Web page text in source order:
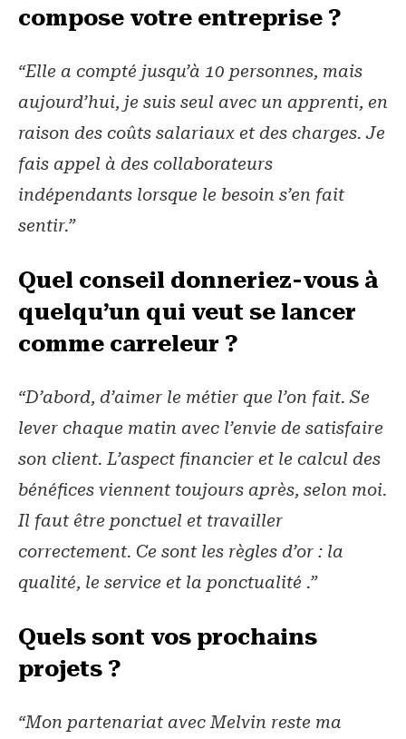
compose votre entreprise ?
“Elle a compté jusqu’à 10 personnes, mais
aujourd’hui, je suis seul avec un apprenti, en
raison des coûts salariaux et des charges. Je
fais appel à des collaborateurs
indépendants lorsque le besoin s’en fait
sentir.”
Quel conseil donneriez-vous à
quelqu’un qui veut se lancer
comme carreleur ?
“D’abord, d’aimer le métier que l’on fait. Se
lever chaque matin avec l’envie de satisfaire
son client. L’aspect financier et le calcul des
bénéfices viennent toujours après, selon moi.
Il faut être ponctuel et travailler
correctement. Ce sont les règles d’or : la
qualité, le service et la ponctualité .”
Quels sont vos prochains
projets ?
“Mon partenariat avec Melvin reste ma